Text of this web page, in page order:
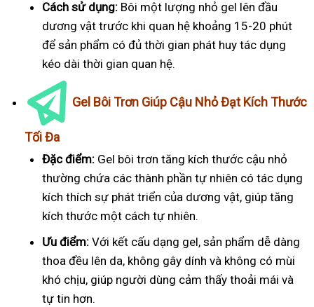
Cách sử dụng: Bôi một lượng nhỏ gel lên đầu
dương vật trước khi quan hệ khoảng 15-20 phút
để sản phẩm có đủ thời gian phát huy tác dụng
kéo dài thời gian quan hệ.
Gel Bôi Trơn Giúp Cậu Nhỏ Đạt Kích Thước
Tối Đa
Đặc điểm: Gel bôi trơn tăng kích thước cậu nhỏ
thường chứa các thành phần tự nhiên có tác dụng
kích thích sự phát triển của dương vật, giúp tăng
kích thước một cách tự nhiên.
Ưu điểm: Với kết cấu dạng gel, sản phẩm dễ dàng
thoa đều lên da, không gây dính và không có mùi
khó chịu, giúp người dùng cảm thấy thoải mái và
tự tin hơn.